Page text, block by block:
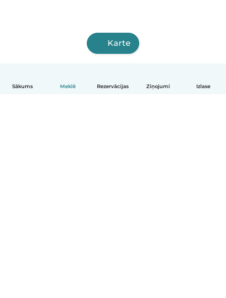
Sākums Meklē Rezervācijas Ziņojumi Izlase
Karte